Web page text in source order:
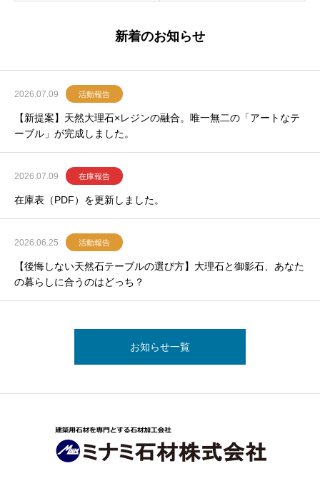
新着のお知らせ
2026.07.09 活動報告
【新提案】天然大理石×レジンの融合。唯一無二の「アートなテ
ーブル」が完成しました。
2026.07.09 在庫報告
在庫表（PDF）を更新しました。
2026.06.25 活動報告
【後悔しない天然石テーブルの選び方】大理石と御影石、あなた
の暮らしに合うのはどっち？
お知らせ一覧